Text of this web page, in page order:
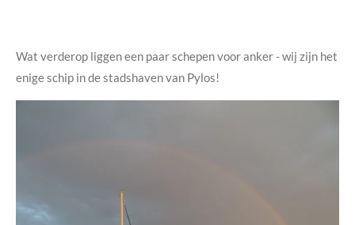
Wat verderop liggen een paar schepen voor anker - wij zijn het
enige schip in de stadshaven van Pylos!